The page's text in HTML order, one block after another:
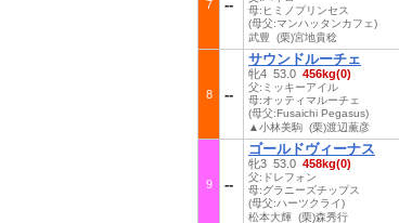
7
母:ヒミノプリンセス
(母父:マンハッタンカフェ)
武豊 (栗)宮地貴稔
8
サウンドルーチェ
牝4 53.0 456kg(0)
父:ミッキーアイル
母:オッティマルーチェ
(母父:Fusaichi Pegasus)
▲小林美駒 (栗)渡辺薫彦
9
ゴールドヴィーナス
牝3 53.0 458kg(0)
父:ドレフォン
母:グラニーズチップス
(母父:ハーツクライ)
松本大輝 (栗)森秀行